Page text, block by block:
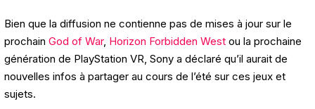
Bien que la diffusion ne contienne pas de mises à jour sur le
prochain God of War, Horizon Forbidden West ou la prochaine
génération de PlayStation VR, Sony a déclaré qu’il aurait de
nouvelles infos à partager au cours de l’été sur ces jeux et
sujets.